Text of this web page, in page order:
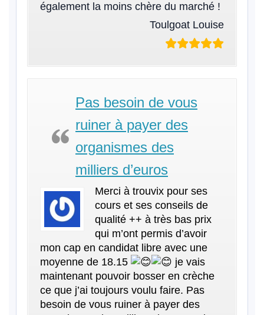
également la moins chère du marché !
Toulgoat Louise
Pas besoin de vous
ruiner à payer des
organismes des
milliers d’euros
Merci à trouvix pour ses
cours et ses conseils de
qualité ++ à très bas prix
qui m’ont permis d’avoir
mon cap en candidat libre avec une
moyenne de 18.15
je vais
maintenant pouvoir bosser en crèche
ce que j’ai toujours voulu faire. Pas
besoin de vous ruiner à payer des